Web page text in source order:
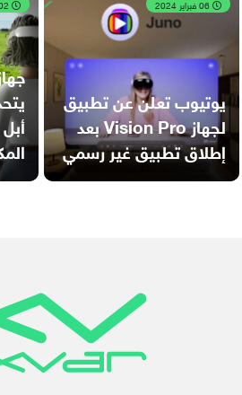
يوتيوب تعلن عن تطبيق
لجهاز Vision Pro بعد
إطلاق تطبيق غير رسمي